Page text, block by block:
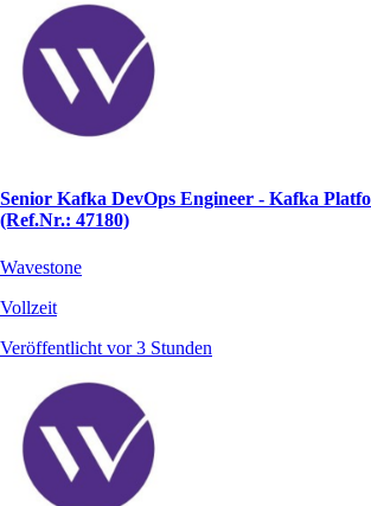
Senior Kafka DevOps Engineer - Kafka
(Ref.Nr.: 47180)
Wavestone
Vollzeit
Veröffentlicht vor 3 Stunden